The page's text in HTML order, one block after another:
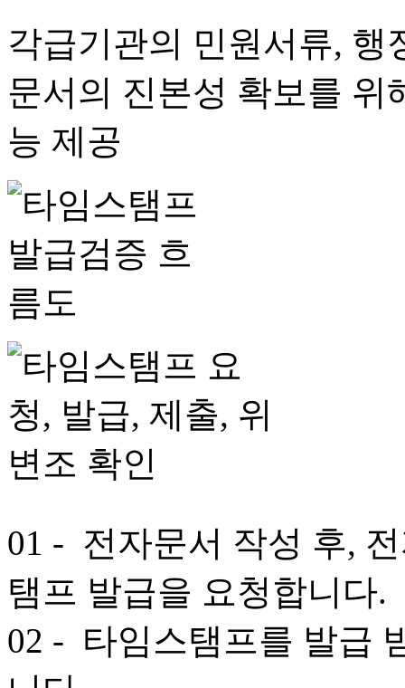
각급기관의 민원서류, 행
문서의 진본성 확보를 위
능 제공
01 - 전자문서 작성 후,
탬프 발급을 요청합니다.
02 - 타임스탬프를 발급